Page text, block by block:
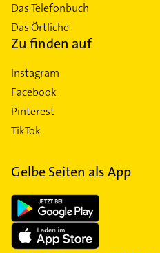
Das Telefonbuch
Das Örtliche
Zu finden auf
Instagram
Facebook
Pinterest
TikTok
Gelbe Seiten als App